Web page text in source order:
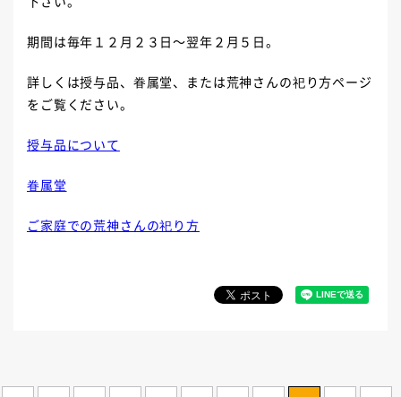
期間は毎年１２月２３日～翌年２月５日。
詳しくは授与品、眷属堂、または荒神さんの祀り方ページ
をご覧ください。
授与品について
眷属堂
ご家庭での荒神さんの祀り方